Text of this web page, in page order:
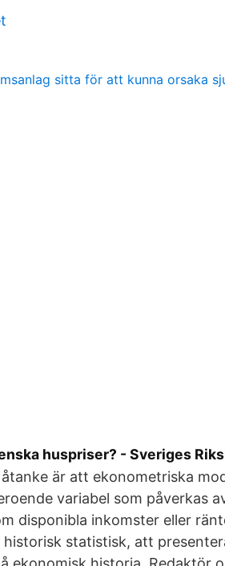
sitta för att kunna orsaka
huspriser? - Sveriges
är att ekonometriska
variabel som påverkas
disponibla inkomster eller
statistisk, att